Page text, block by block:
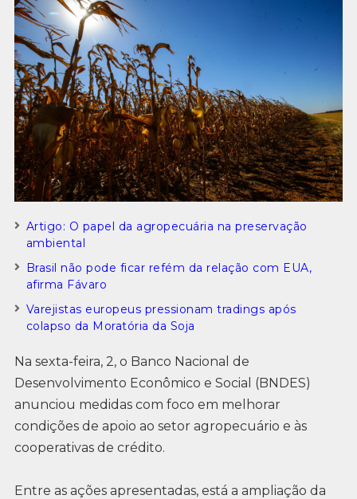
Artigo: O papel da agropecuária na preservação
ambiental
Brasil não pode ficar refém da relação com EUA,
afirma Fávaro
Varejistas europeus pressionam tradings após
colapso da Moratória da Soja
Na sexta-feira, 2, o Banco Nacional de
Desenvolvimento Econômico e Social (BNDES)
anunciou medidas com foco em melhorar
condições de apoio ao setor agropecuário e às
cooperativas de crédito.
Entre as ações apresentadas, está a ampliação da